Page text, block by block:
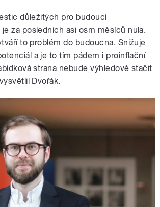
důležitých pro budoucí
za posledních asi osm měsíců nula.
to problém do budoucna. Snižuje
a je to tím pádem i proinflační
strana nebude výhledově stačit
Dvořák.